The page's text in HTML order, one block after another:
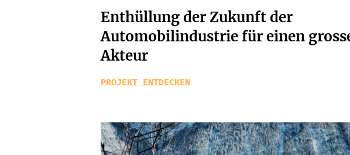
Enthüllung der Zukunft der
Automobilindustrie für einen
Akteur
PROJEKT ENTDECKEN